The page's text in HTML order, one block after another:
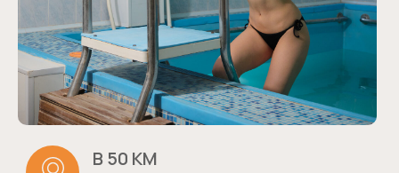
В 50 КМ